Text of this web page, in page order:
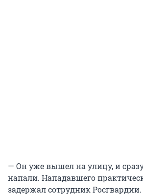
— Он уже вышел на улицу, и
напали. Нападавшего
задержал сотрудник Росгвардии.